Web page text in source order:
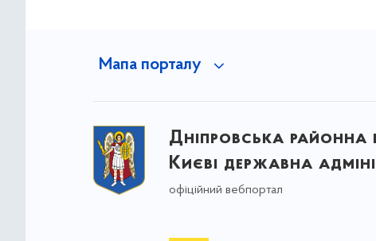
Мапа порталу
Дніпровська районна
Києві державна
офіційний вебпортал